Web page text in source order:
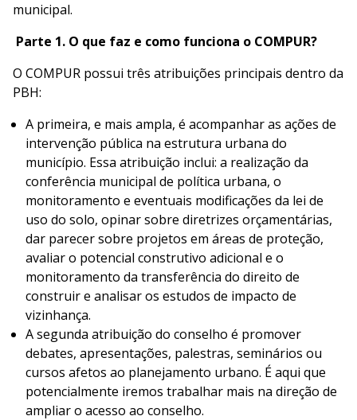
municipal.
Parte 1. O que faz e como funciona o COMPUR?
O COMPUR possui três atribuições principais dentro da
PBH:
A primeira, e mais ampla, é acompanhar as ações de
intervenção pública na estrutura urbana do
município. Essa atribuição inclui: a realização da
conferência municipal de política urbana, o
monitoramento e eventuais modificações da lei de
uso do solo, opinar sobre diretrizes orçamentárias,
dar parecer sobre projetos em áreas de proteção,
avaliar o potencial construtivo adicional e o
monitoramento da transferência do direito de
construir e analisar os estudos de impacto de
vizinhança.
A segunda atribuição do conselho é promover
debates, apresentações, palestras, seminários ou
cursos afetos ao planejamento urbano. É aqui que
potencialmente iremos trabalhar mais na direção de
ampliar o acesso ao conselho.